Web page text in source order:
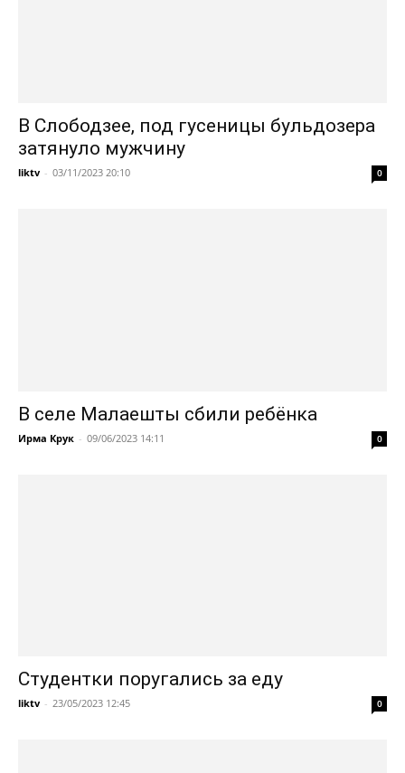
В Слободзее, под гусеницы бульдозера
затянуло мужчину
liktv - 03/11/2023 20:10 0
В селе Малаешты сбили ребёнка
Ирма Крук - 09/06/2023 14:11 0
Студентки поругались за еду
liktv - 23/05/2023 12:45 0